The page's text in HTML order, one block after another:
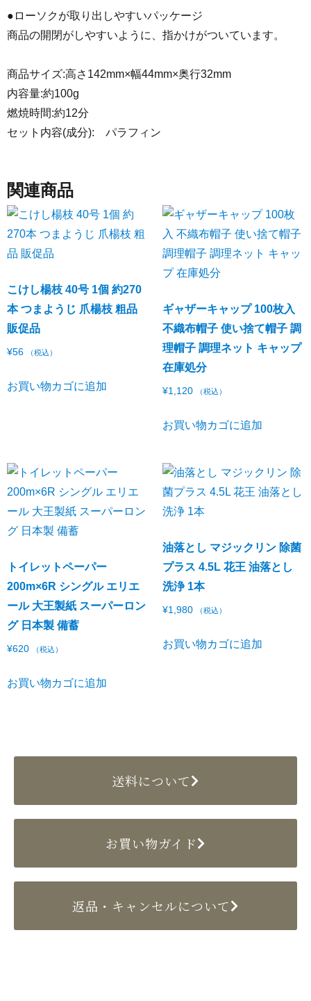
●ローソクが取り出しやすいパッケージ
商品の開閉がしやすいように、指かけがついています。
商品サイズ:高さ142mm×幅44mm×奥行32mm
内容量:約100g
燃焼時間:約12分
セット内容(成分): パラフィン
関連商品
こけし楊枝 40号 1個 約270
本 つまようじ 爪楊枝 粗品
販促品
¥56 （税込）
お買い物カゴに追加
ギャザーキャップ 100枚入
不織布帽子 使い捨て帽子 調
理帽子 調理ネット キャップ
在庫処分
¥1,120 （税込）
お買い物カゴに追加
トイレットペーパー
200m×6R シングル エリエ
ール 大王製紙 スーパーロン
グ 日本製 備蓄
¥620 （税込）
お買い物カゴに追加
油落とし マジックリン 除菌
プラス 4.5L 花王 油落とし
洗浄 1本
¥1,980 （税込）
お買い物カゴに追加
送料について
お買い物ガイド
返品・キャンセルについて